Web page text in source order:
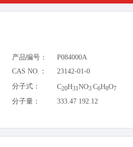
产品编号：
P084000A
CAS NO.：
23142-01-0
分子式：
C20H31NO3
.C6H8O7
分子量： 333.47 192.12